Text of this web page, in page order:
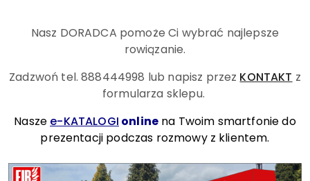
Nasz DORADCA pomoże Ci wybrać najlepsze
rowiązanie.
Zadzwoń tel. 888444998 lub napisz przez KONTAKT z
formularza sklepu.
Nasze e-KATALOGI online na Twoim smartfonie do
prezentacji podczas rozmowy z klientem.